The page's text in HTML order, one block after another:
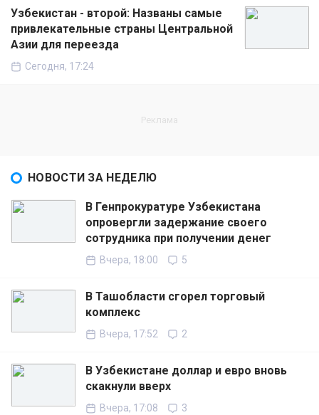
Узбекистан - второй: Названы самые
привлекательные страны Центральной
Азии для переезда
Сегодня, 17:24
НОВОСТИ ЗА НЕДЕЛЮ
В Генпрокуратуре Узбекистана
опровергли задержание своего
сотрудника при получении денег
Вчера, 18:00 5
В Ташобласти сгорел торговый
комплекс
Вчера, 17:52 2
В Узбекистане доллар и евро вновь
скакнули вверх
Вчера, 17:08 3